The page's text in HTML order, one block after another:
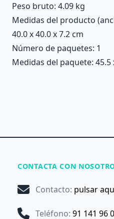
Peso bruto: 4.09 kg
Medidas del producto
40.0 x 40.0 x 7.2 cm
Número de paquetes: 1
Medidas del paquete: 45.5
CONTACTA CON
Contacto: pulsar
Teléfono: 91 141 96